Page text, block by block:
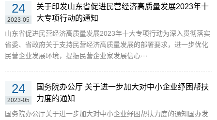
24
2023-05
关于印发山东省促进民营经济高质量发展2023年十
大专项行动的通知
山东省促进民营经济高质量发展2023年十大专项行动为深入贯彻落实
省委、省政府关于支持民营经济高质量发展的部署要求，进一步优化
民营企业发展环境，提振民营企业家发展信心···
24
2023-05
国务院办公厅 关于进一步加大对中小企业纾困帮扶
力度的通知
国务院办公厅关于进一步加大对中小企业纾困帮扶力度的通知国办发